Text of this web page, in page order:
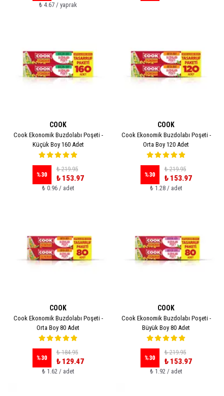
₺ 4.67 / yaprak
COOK
Cook Ekonomik Buzdolabı Poşeti -
Küçük Boy 160 Adet
%30
₺ 219.95
₺ 153.97
₺ 0.96 / adet
COOK
Cook Ekonomik Buzdolabı Poşeti -
Orta Boy 120 Adet
%30
₺ 219.95
₺ 153.97
₺ 1.28 / adet
COOK
Cook Ekonomik Buzdolabı Poşeti -
Orta Boy 80 Adet
%30
₺ 184.95
₺ 129.47
₺ 1.62 / adet
COOK
Cook Ekonomik Buzdolabı Poşeti -
Büyük Boy 80 Adet
%30
₺ 219.95
₺ 153.97
₺ 1.92 / adet